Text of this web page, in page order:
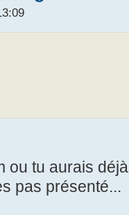
ou tu aurais
pas présenté...